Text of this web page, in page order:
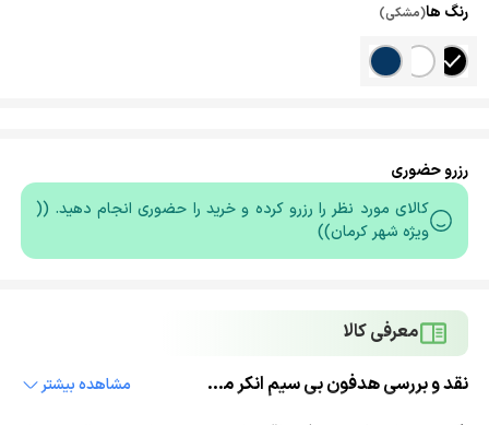
رنگ ها(مشکی)
رزرو حضوری
کالای مورد نظر را رزرو کرده و خرید را حضوری انجام دهید. ((
ویژه شهر کرمان))
معرفی کالا
نقد و بررسی هدفون بی سیم انکر مدل Anker Soundcore R50i
مشاهده بیشتر